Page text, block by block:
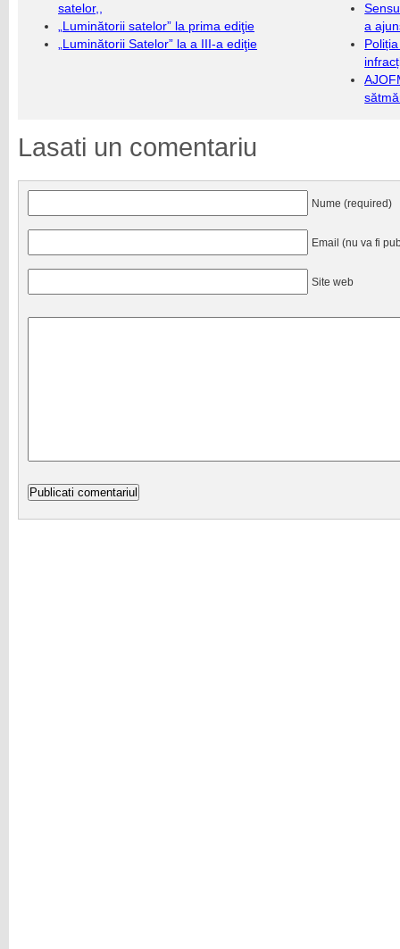
satelor,,
„Luminătorii satelor” la prima ediţie
„Luminătorii Satelor” la a III-a ediţie
a
Lasati un comentariu
Nume (required)
Email (nu va fi
Site web